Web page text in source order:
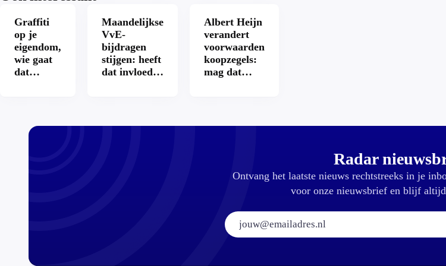
Graffiti
op je
eigendom,
wie gaat
dat
Maandelijkse
VvE-
bijdragen
stijgen: heeft
dat invloed
Albert Heijn
verandert
voorwaarden
koopzegels:
mag dat
Radar
Ontvang het laatste nieuws rechtstreeks in je
voor onze nieuwsbrief en blijf
E-